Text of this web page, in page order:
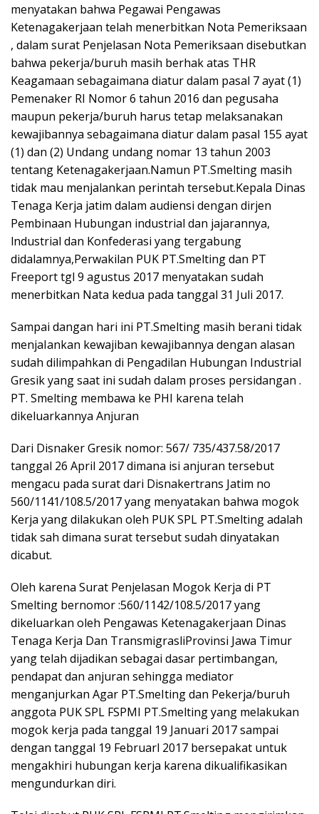
menyatakan bahwa Pegawai Pengawas
Ketenagakerjaan telah menerbitkan Nota Pemeriksaan
, dalam surat Penjelasan Nota Pemeriksaan disebutkan
bahwa pekerja/buruh masih berhak atas THR
Keagamaan sebagaimana diatur dalam pasal 7 ayat (1)
Pemenaker RI Nomor 6 tahun 2016 dan pegusaha
maupun pekerja/buruh harus tetap melaksanakan
kewajibannya sebagaimana diatur dalam pasal 155 ayat
(1) dan (2) Undang undang nomar 13 tahun 2003
tentang Ketenagakerjaan.Namun PT.Smelting masih
tidak mau menjalankan perintah tersebut.Kepala Dinas
Tenaga Kerja jatim dalam audiensi dengan dirjen
Pembinaan Hubungan industrial dan jajarannya,
lndustrial dan Konfederasi yang tergabung
didalamnya,Perwakilan PUK PT.Smelting dan PT
Freeport tgl 9 agustus 2017 menyatakan sudah
menerbitkan Nata kedua pada tanggal 31 Juli 2017.
Sampai dangan hari ini PT.Smelting masih berani tidak
menjaIankan kewajiban kewajibannya dengan alasan
sudah dilimpahkan di Pengadilan Hubungan Industrial
Gresik yang saat ini sudah dalam proses persidangan .
PT. Smelting membawa ke PHI karena telah
dikeluarkannya Anjuran
Dari Disnaker Gresik nomor: 567/ 735/437.58/2017
tanggal 26 April 2017 dimana isi anjuran tersebut
mengacu pada surat dari Disnakertrans Jatim no
560/1141/108.5/2017 yang menyatakan bahwa mogok
Kerja yang dilakukan oleh PUK SPL PT.Smelting adalah
tidak sah dimana surat tersebut sudah dinyatakan
dicabut.
Oleh karena Surat Penjelasan Mogok Kerja di PT
Smelting bernomor :560/1142/108.5/2017 yang
dikeluarkan oleh Pengawas Ketenagakerjaan Dinas
Tenaga Kerja Dan TransmigrasliProvinsi Jawa Timur
yang telah dijadikan sebagai dasar pertimbangan,
pendapat dan anjuran sehingga mediator
menganjurkan Agar PT.SmeIting dan Pekerja/buruh
anggota PUK SPL FSPMI PT.Smelting yang melakukan
mogok kerja pada tanggal 19 Januari 2017 sampai
dengan tanggal 19 Februarl 2017 bersepakat untuk
mengakhiri hubungan kerja karena dikualifikasikan
mengundurkan diri.